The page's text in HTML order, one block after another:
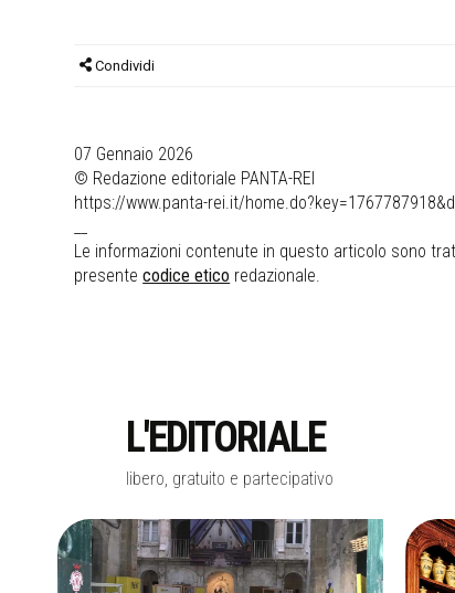
Condividi
07 Gennaio 2026
© Redazione editoriale PANTA-REI
https://www.panta-rei.it/
Le informazioni contenute in questo articolo sono
presentecodice etico redazionale.
L'EDITORIALE
libero, gratuito e partecipativo